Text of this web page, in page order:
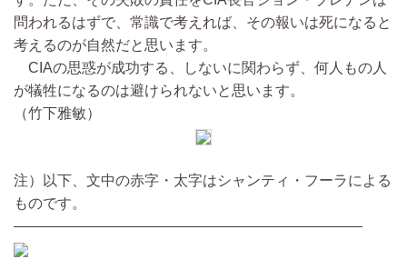
問われるはずで、常識で考えれば、その報いは死になると
考えるのが自然だと思います。
CIAの思惑が成功する、しないに関わらず、何人もの人
が犠牲になるのは避けられないと思います。
（竹下雅敏）
注）以下、文中の赤字・太字はシャンティ・フーラによる
ものです。
————————————————————————